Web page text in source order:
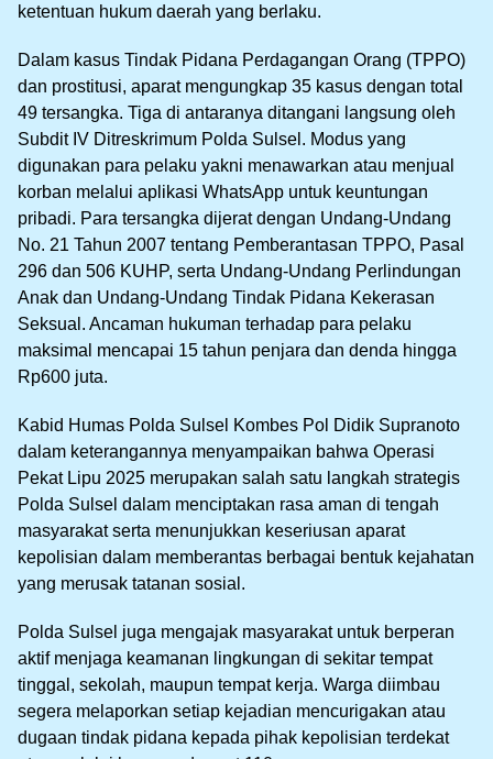
ketentuan hukum daerah yang berlaku.
Dalam kasus Tindak Pidana Perdagangan Orang (TPPO)
dan prostitusi, aparat mengungkap 35 kasus dengan total
49 tersangka. Tiga di antaranya ditangani langsung oleh
Subdit IV Ditreskrimum Polda Sulsel. Modus yang
digunakan para pelaku yakni menawarkan atau menjual
korban melalui aplikasi WhatsApp untuk keuntungan
pribadi. Para tersangka dijerat dengan Undang-Undang
No. 21 Tahun 2007 tentang Pemberantasan TPPO, Pasal
296 dan 506 KUHP, serta Undang-Undang Perlindungan
Anak dan Undang-Undang Tindak Pidana Kekerasan
Seksual. Ancaman hukuman terhadap para pelaku
maksimal mencapai 15 tahun penjara dan denda hingga
Rp600 juta.
Kabid Humas Polda Sulsel Kombes Pol Didik Supranoto
dalam keterangannya menyampaikan bahwa Operasi
Pekat Lipu 2025 merupakan salah satu langkah strategis
Polda Sulsel dalam menciptakan rasa aman di tengah
masyarakat serta menunjukkan keseriusan aparat
kepolisian dalam memberantas berbagai bentuk kejahatan
yang merusak tatanan sosial.
Polda Sulsel juga mengajak masyarakat untuk berperan
aktif menjaga keamanan lingkungan di sekitar tempat
tinggal, sekolah, maupun tempat kerja. Warga diimbau
segera melaporkan setiap kejadian mencurigakan atau
dugaan tindak pidana kepada pihak kepolisian terdekat